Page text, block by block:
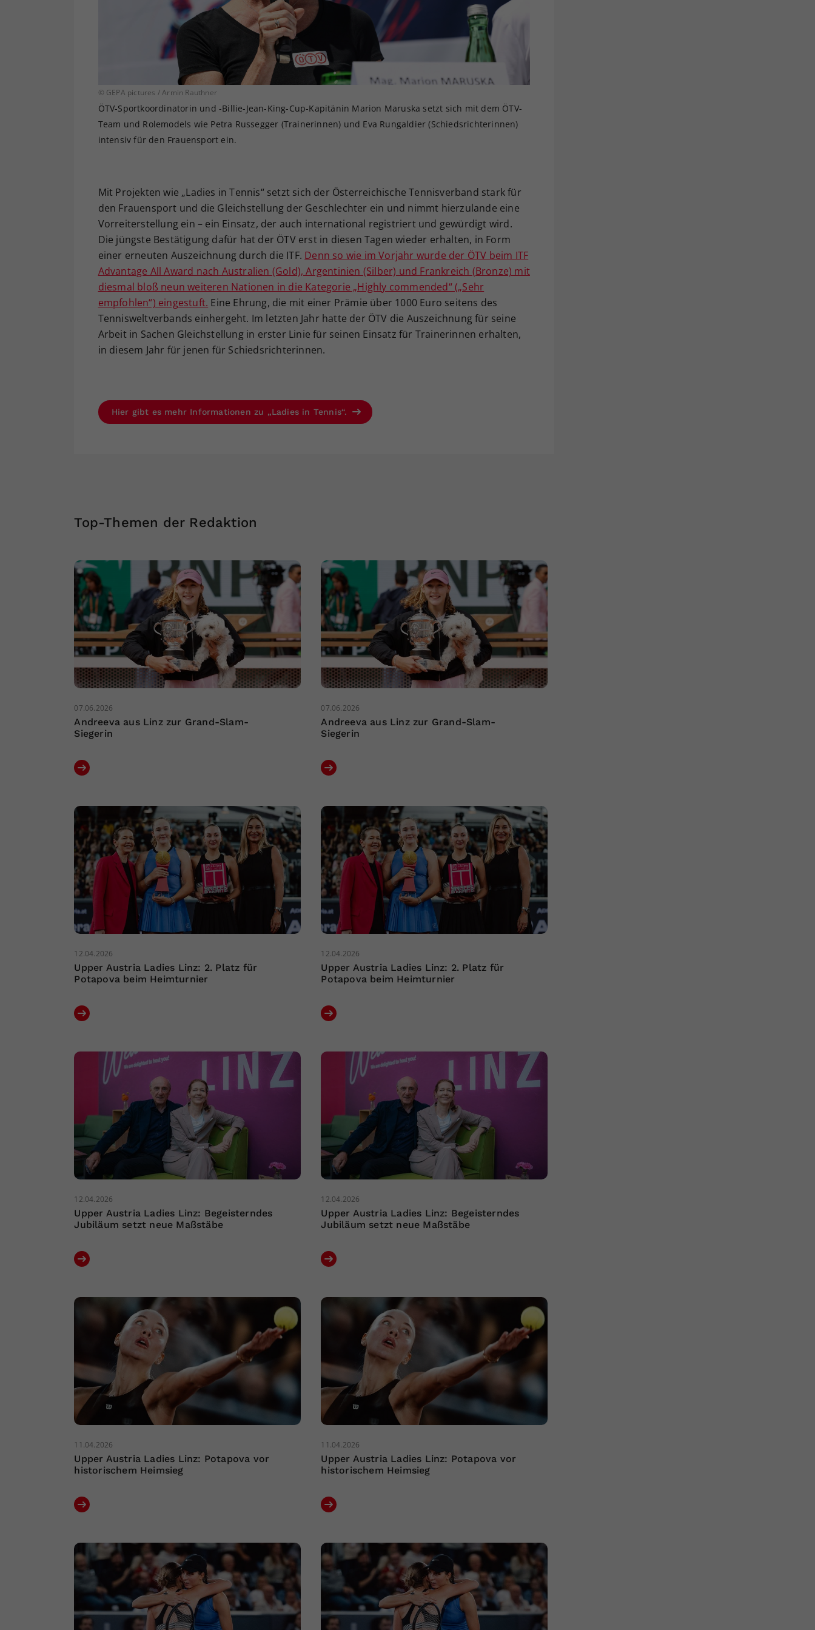
© GEPA pictures / Armin Rauthner
ÖTV-Sportkoordinatorin und -Billie-Jean-King-Cup-Kapitänin Marion Maruska setzt sich mit dem ÖTV-
Team und Rolemodels wie Petra Russegger (Trainerinnen) und Eva Rungaldier (Schiedsrichterinnen)
intensiv für den Frauensport ein.
Mit Projekten wie „Ladies in Tennis“ setzt sich der Österreichische Tennisverband stark für
den Frauensport und die Gleichstellung der Geschlechter ein und nimmt hierzulande eine
Vorreiterstellung ein – ein Einsatz, der auch international registriert und gewürdigt wird.
Die jüngste Bestätigung dafür hat der ÖTV erst in diesen Tagen wieder erhalten, in Form
einer erneuten Auszeichnung durch die ITF. Denn so wie im Vorjahr wurde der ÖTV beim ITF
Advantage All Award nach Australien (Gold), Argentinien (Silber) und Frankreich (Bronze) mit
diesmal bloß neun weiteren Nationen in die Kategorie „Highly commended“ („Sehr
empfohlen“) eingestuft. Eine Ehrung, die mit einer Prämie über 1000 Euro seitens des
Tennisweltverbands einhergeht. Im letzten Jahr hatte der ÖTV die Auszeichnung für seine
Arbeit in Sachen Gleichstellung in erster Linie für seinen Einsatz für Trainerinnen erhalten,
in diesem Jahr für jenen für Schiedsrichterinnen.
Hier gibt es mehr Informationen zu „Ladies in Tennis“.
Top-Themen der Redaktion
07.06.2026
Andreeva aus Linz zur Grand-Slam-
Siegerin
07.06.2026
Andreeva aus Linz zur Grand-Slam-
Siegerin
12.04.2026
Upper Austria Ladies Linz: 2. Platz für
Potapova beim Heimturnier
12.04.2026
Upper Austria Ladies Linz: 2. Platz für
Potapova beim Heimturnier
12.04.2026
Upper Austria Ladies Linz: Begeisterndes
Jubiläum setzt neue Maßstäbe
12.04.2026
Upper Austria Ladies Linz: Begeisterndes
Jubiläum setzt neue Maßstäbe
11.04.2026
Upper Austria Ladies Linz: Potapova vor
historischem Heimsieg
11.04.2026
Upper Austria Ladies Linz: Potapova vor
historischem Heimsieg
Ihrer vorgenommen Einstellungen, falls der
Webseiten-Betreiber dies eingestellt hat.